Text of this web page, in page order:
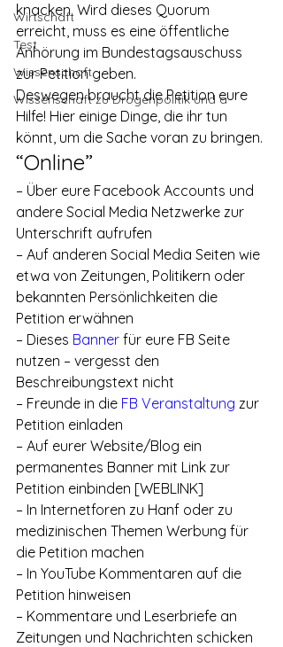
Wirtschaft
Test
Wissenschaft
Wissenschaft zu Drogenpolitik und a
knacken. Wird dieses Quorum
erreicht, muss es eine öffentliche
Anhörung im Bundestagsauschuss
zur Petition geben.
Deswegen braucht die Petition eure
Hilfe! Hier einige Dinge, die ihr tun
könnt, um die Sache voran zu bringen.
“Online”
– Über eure Facebook Accounts und
andere Social Media Netzwerke zur
Unterschrift aufrufen
– Auf anderen Social Media Seiten wie
etwa von Zeitungen, Politikern oder
bekannten Persönlichkeiten die
Petition erwähnen
– Dieses Banner für eure FB Seite
nutzen – vergesst den
Beschreibungstext nicht
– Freunde in die FB Veranstaltung zur
Petition einladen
– Auf eurer Website/Blog ein
permanentes Banner mit Link zur
Petition einbinden [WEBLINK]
– In Internetforen zu Hanf oder zu
medizinischen Themen Werbung für
die Petition machen
– In YouTube Kommentaren auf die
Petition hinweisen
– Kommentare und Leserbriefe an
Zeitungen und Nachrichten schicken